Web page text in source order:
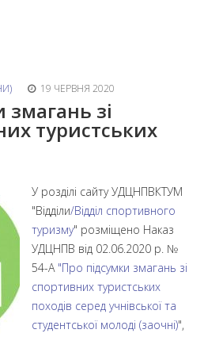
19 ЧЕРВНЯ 2020
змагань зі
туристських
У розділі сайту УДЦНПВКТУМ
"Відділи/Відділ спортивного
туризму" розміщено Наказ
УДЦНПВ від 02.06.2020 р. №
54-А"Про підсумки змагань зі
спортивних туристських
походів серед учнівської та
студентської молоді (заочні)",